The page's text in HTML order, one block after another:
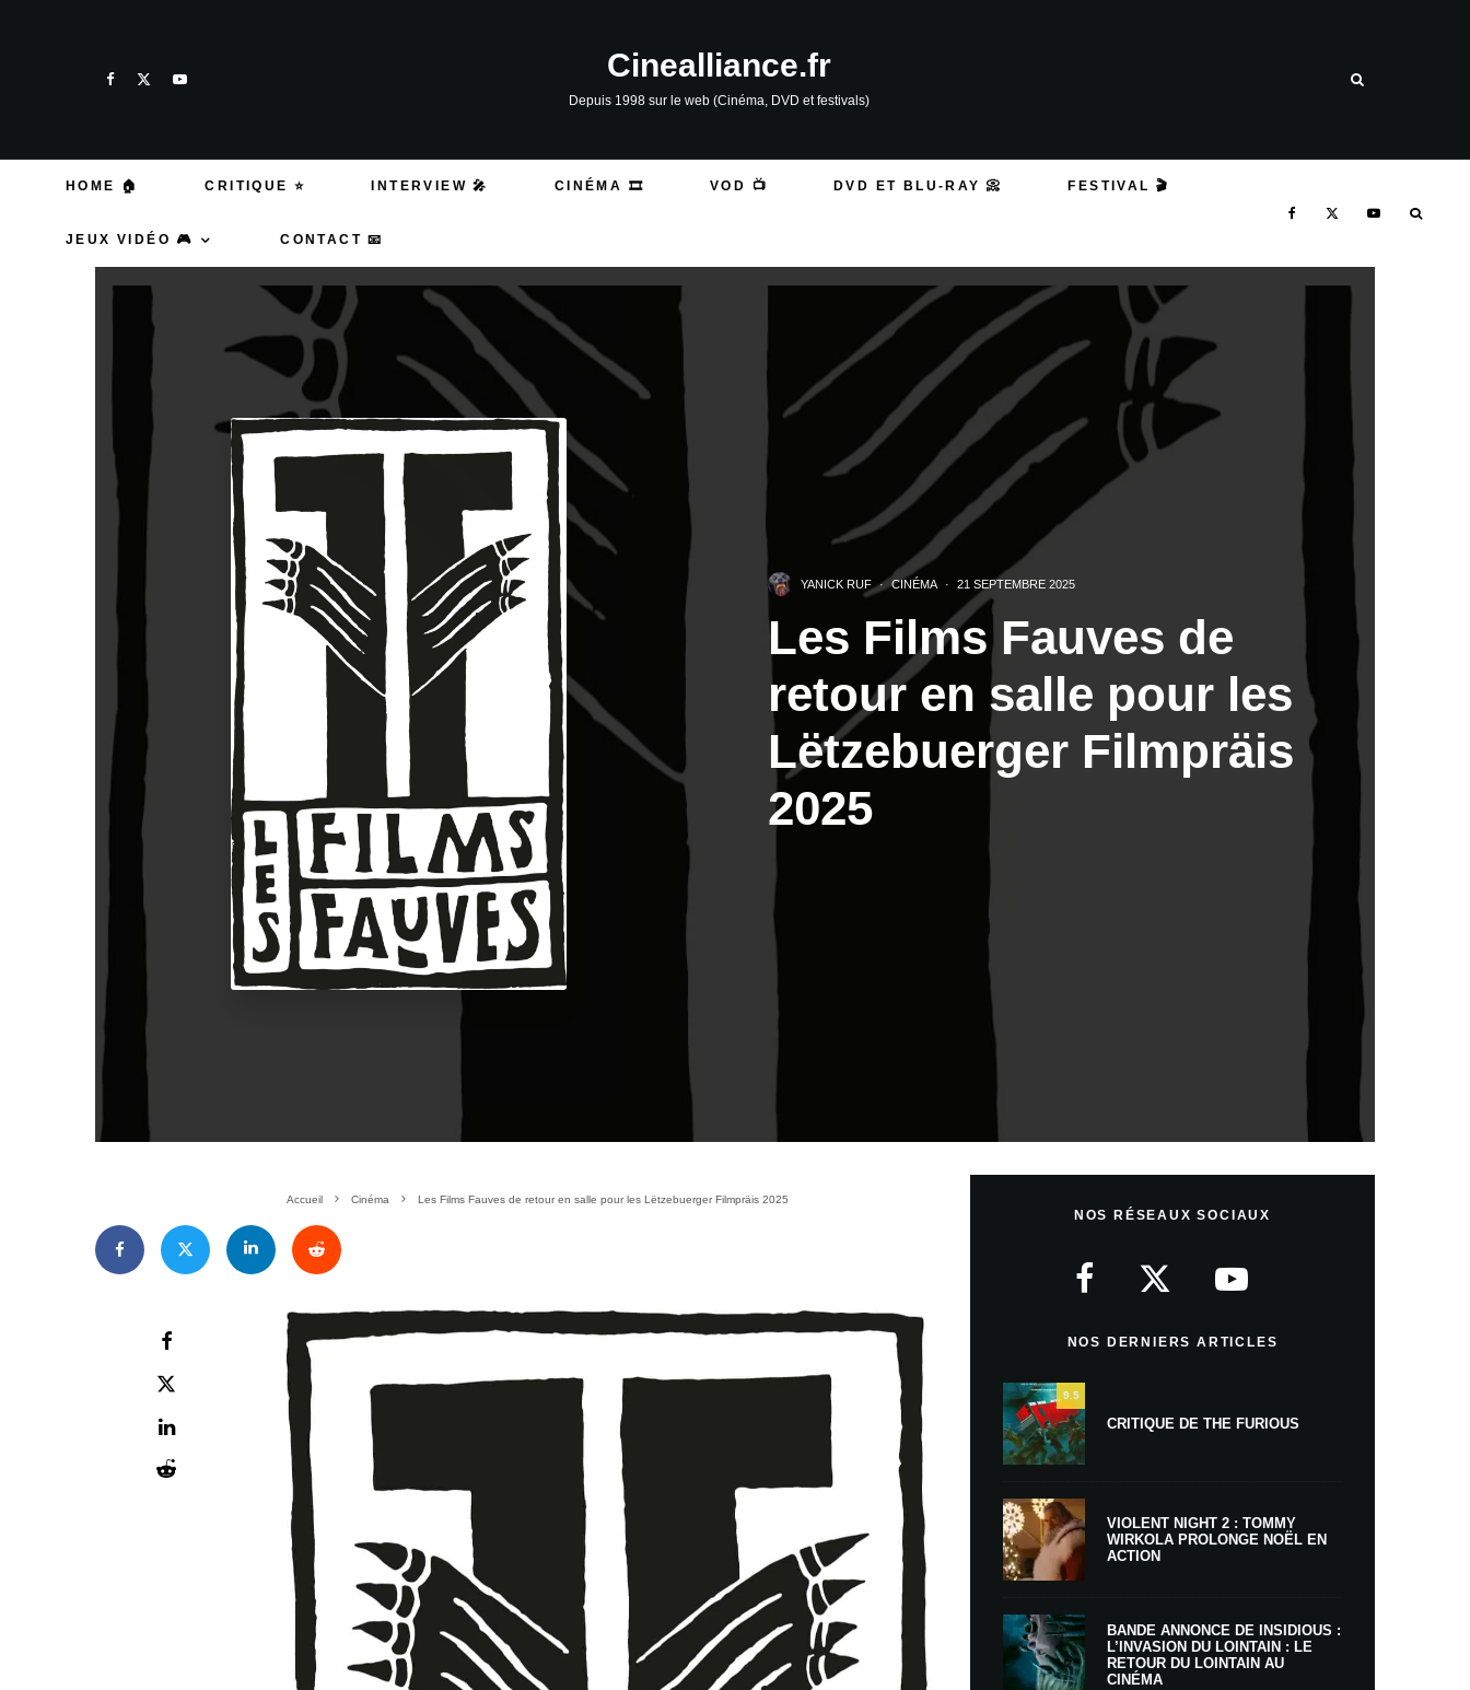
Cinealliance.fr
Depuis 1998 sur le web (Cinéma, DVD et festivals)
HOME 🏠 CRITIQUE ⭐ INTERVIEW 🎤 CINÉMA 🎞️ VOD 📺 DVD ET BLU-RAY 📀 FESTIVAL 🎬
JEUX VIDÉO 🎮 CONTACT 📧
YANICK RUF · CINÉMA · 21 SEPTEMBRE 2025
Les Films Fauves de
retour en salle pour les
Lëtzebuerger Filmpräis
2025
Accueil Cinéma Les Films Fauves de retour en salle pour les Lëtzebuerger Filmpräis 2025
NOS RÉSEAUX SOCIAUX
NOS DERNIERS ARTICLES
9.5
CRITIQUE DE THE FURIOUS
VIOLENT NIGHT 2 : TOMMY
WIRKOLA PROLONGE NOËL EN
ACTION
BANDE ANNONCE DE INSIDIOUS :
L’INVASION DU LOINTAIN : LE
RETOUR DU LOINTAIN AU
CINÉMA